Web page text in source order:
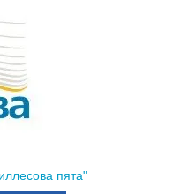
пята"